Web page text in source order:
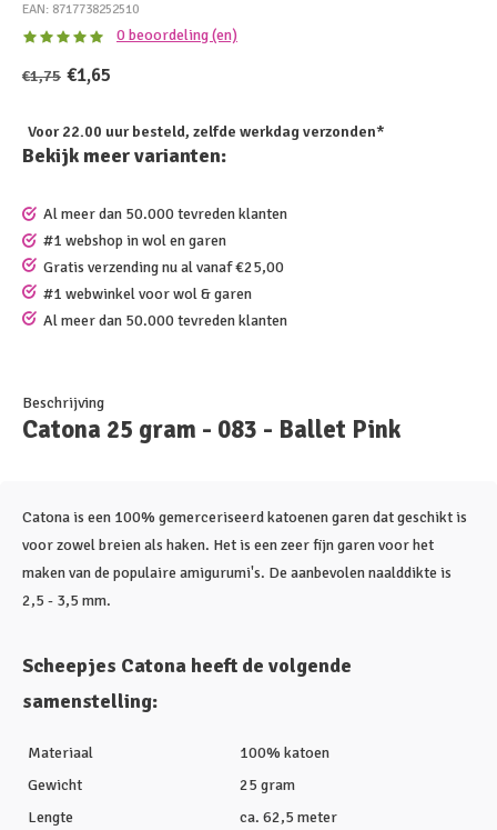
EAN: 8717738252510
0 beoordeling (en)
€1,75 €1,65
Voor 22.00 uur besteld, zelfde werkdag verzonden*
Bekijk meer varianten:
Al meer dan 50.000 tevreden klanten
#1 webshop in wol en garen
Gratis verzending nu al vanaf €25,00
#1 webwinkel voor wol & garen
Al meer dan 50.000 tevreden klanten
Beschrijving
Catona 25 gram - 083 - Ballet Pink
Catona is een 100% gemerceriseerd katoenen garen dat geschikt is
voor zowel breien als haken. Het is een zeer fijn garen voor het
maken van de populaire amigurumi's. De aanbevolen naalddikte is
2,5 - 3,5 mm.
Scheepjes Catona heeft de volgende
samenstelling:
Materiaal
100% katoen
Gewicht
25 gram
Lengte
ca. 62,5 meter